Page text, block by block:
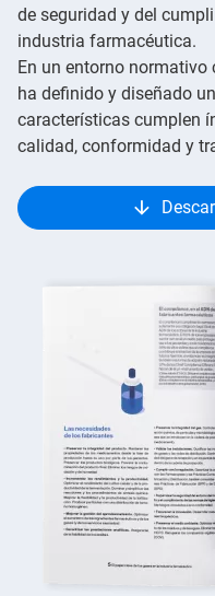
de seguridad y del
industria farmacéutica.
En un entorno normativo
ha definido y diseñado
características cumplen
calidad, conformidad y